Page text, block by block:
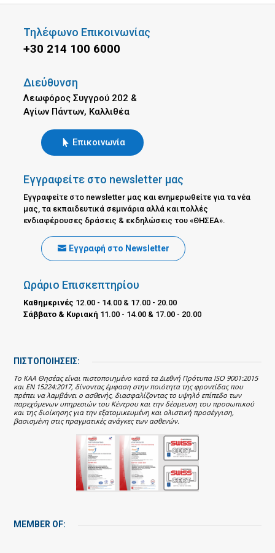
Τηλέφωνο Επικοινωνίας
+30 214 100 6000
Διεύθυνση
Λεωφόρος Συγγρού 202 &
Αγίων Πάντων, Καλλιθέα
Επικοινωνία
Εγγραφείτε στο newsletter μας
Εγγραφείτε στο newsletter μας και ενημερωθείτε για τα νέα
μας, τα εκπαιδευτικά σεμινάρια αλλά και πολλές
ενδιαφέρουσες δράσεις & εκδηλώσεις του «ΘΗΣΕΑ».
Εγγραφή στο Newsletter
Ωράριο Επισκεπτηρίου
Καθημερινές 12.00 - 14.00 & 17.00 - 20.00
Σάββατο & Κυριακή 11.00 - 14.00 & 17.00 - 20.00
ΠΙΣΤΟΠΟΙΗΣΕΙΣ:
Το ΚΑΑ Θησέας είναι πιστοποιημένο κατά τα Διεθνή Πρότυπα ISO 9001:2015
και EN 15224:2017, δίνοντας έμφαση στην ποιότητα της φροντίδας που
πρέπει να λαμβάνει ο ασθενής, διασφαλίζοντας το υψηλό επίπεδο των
παρεχόμενων υπηρεσιών του Κέντρου και την δέσμευση του προσωπικού
και της διοίκησης για την εξατομικευμένη και ολιστική προσέγγιση,
βασισμένη στις πραγματικές ανάγκες των ασθενών.
MEMBER OF: